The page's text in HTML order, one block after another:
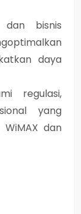
dan bisnis
daya
regulasi,
yang
dan